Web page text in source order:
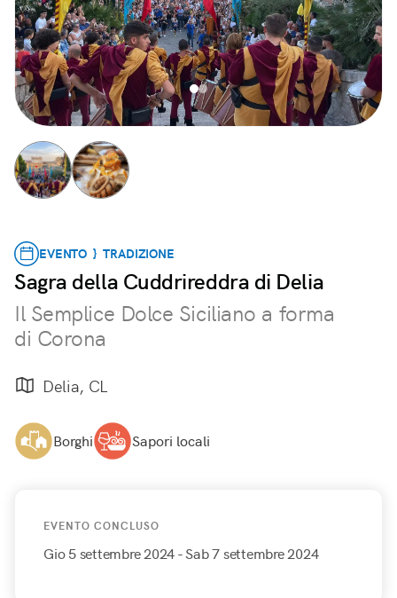
EVENTO } TRADIZIONE
Sagra della Cuddrireddra di Delia
Il Semplice Dolce Siciliano a forma
di Corona
Delia, CL
Borghi Sapori locali
EVENTO CONCLUSO
Gio 5 settembre 2024- Sab 7 settembre 2024